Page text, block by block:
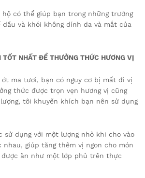
hộ có thể giúp bạn trong những trường
dầu và khói không dính da và mắt của
NHẤT ĐỂ THƯỞNG THỨC HƯƠNG VỊ
ớt ma tươi, bạn có nguy cơ bị mất đi vị
thức được trọn vẹn hương vị cũng
tôi khuyến khích bạn nên sử dụng
sử dụng với một lượng nhỏ khi cho vào
nhau, giúp tăng thêm vị ngon cho món
được ăn như một lớp phủ trên thực